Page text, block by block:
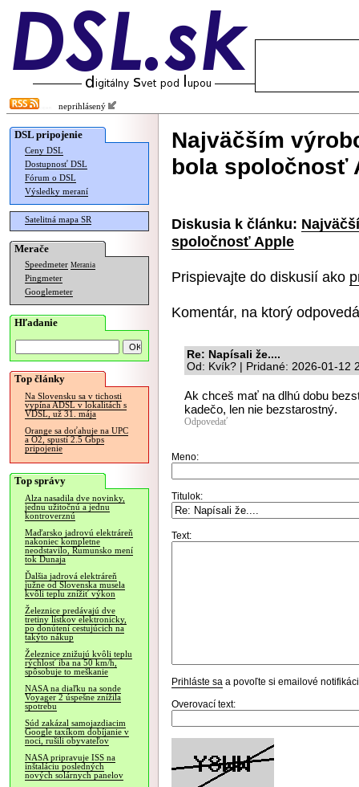
neprihlásený
DSL pripojenie
Ceny DSL
Dostupnosť DSL
Fórum o DSL
Výsledky meraní
Satelitná mapa SR
Merače
Speedmeter Merania
Pingmeter
Googlemeter
Hľadanie
Top články
Na Slovensku sa v tichosti
vypína ADSL v lokalitách s
VDSL, už 31. mája
Orange sa doťahuje na UPC
a O2, spustí 2.5 Gbps
pripojenie
Top správy
Alza nasadila dve novinky,
jednu užitočnú a jednu
kontroverznú
Maďarsko jadrovú elektráreň
nakoniec kompletne
neodstavilo, Rumunsko mení
tok Dunaja
Ďalšia jadrová elektráreň
južne od Slovenska musela
kvôli teplu znížiť výkon
Železnice predávajú dve
tretiny lístkov elektronicky,
po donútení cestujúcich na
takýto nákup
Železnice znižujú kvôli teplu
rýchlosť iba na 50 km/h,
spôsobuje to meškanie
NASA na diaľku na sonde
Voyager 2 úspešne znížila
spotrebu
Súd zakázal samojazdiacim
Google taxíkom dobíjanie v
noci, rušili obyvateľov
NASA pripravuje ISS na
inštaláciu posledných
nových solárnych panelov
Najväčším
bola spoločnosť
Diskusia k článku:
spoločnosť Apple
Prispievajte do diskusií ako
Komentár, na ktorý
Re: Napísali že....
Od: Kvík? | Pridané: 2026-01-12
Ak chceš mať na dlhú dobu
kadečo, len nie bezstarostný.
Odpovedať
Meno:
Titulok:
Text:
Prihláste sa a povoľte si emailové
Overovací text: